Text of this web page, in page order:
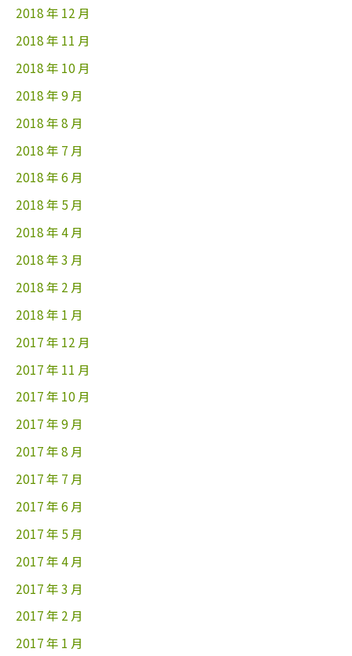
2018 年 12 月
2018 年 11 月
2018 年 10 月
2018 年 9 月
2018 年 8 月
2018 年 7 月
2018 年 6 月
2018 年 5 月
2018 年 4 月
2018 年 3 月
2018 年 2 月
2018 年 1 月
2017 年 12 月
2017 年 11 月
2017 年 10 月
2017 年 9 月
2017 年 8 月
2017 年 7 月
2017 年 6 月
2017 年 5 月
2017 年 4 月
2017 年 3 月
2017 年 2 月
2017 年 1 月